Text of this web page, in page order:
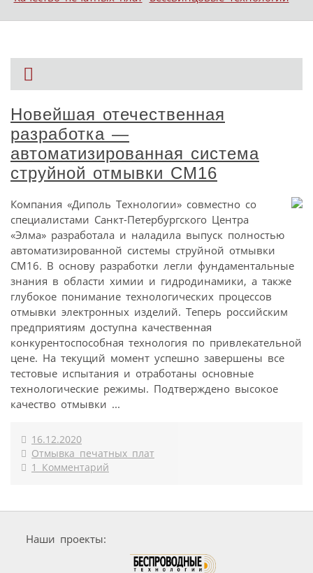
Новейшая отечественная
разработка —
автоматизированная система
струйной отмывки СМ16
Компания «Диполь Технологии» совместно со
специалистами Санкт-Петербургского Центра
«Элма» разработала и наладила выпуск полностью
автоматизированной системы струйной отмывки
СМ16. В основу разработки легли фундаментальные
знания в области химии и гидродинамики, а также
глубокое понимание технологических процессов
отмывки электронных изделий. Теперь российским
предприятиям доступна качественная
конкурентоспособная технология по привлекательной
цене. На текущий момент успешно завершены все
тестовые испытания и отработаны основные
технологические режимы. Подтверждено высокое
качество отмывки ...
16.12.2020
Отмывка печатных плат
1 Комментарий
Наши проекты: